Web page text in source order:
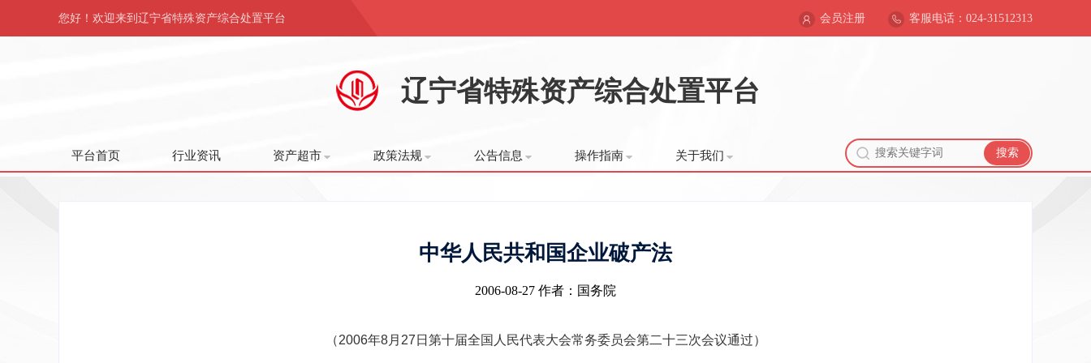
您好！欢迎来到辽宁省特殊资产综合处置平台 会员注册 客服电话：024-31512313
辽宁省特殊资产综合处置平台
平台首页 行业资讯 资产超市 政策法规 公告信息 操作指南 关于我们 搜索
中华人民共和国企业破产法
2006-08-27 作者：国务院
（2006年8月27日第十届全国人民代表大会常务委员会第二十三次会议通过）